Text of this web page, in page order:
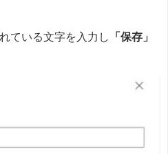
ている文字を入力し
「保存」